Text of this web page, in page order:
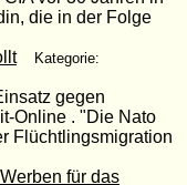
die in der Folge
Kategorie:
gegen
Online . "Die Nato
Flüchtlingsmigration
für das